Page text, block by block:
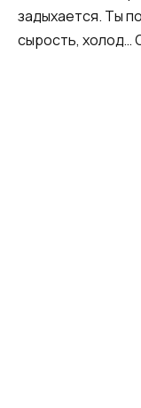
задыхается. Ты
сырость, холод…